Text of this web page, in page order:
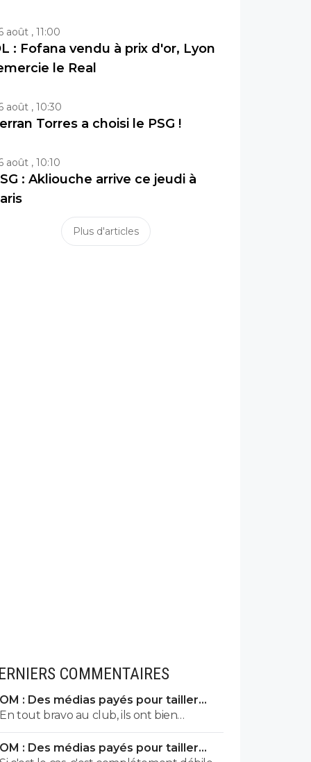
août , 11:00
: Fofana vendu à prix d'or, Lyon
le Real
août , 10:30
Torres a choisi le PSG !
août , 10:10
: Akliouche arrive ce jeudi à
Plus d'articles
COMMENTAIRES
OM : Des médias payés pour tailler
l’OL, McCourt accusé
En tout bravo au club, ils ont bien
siphonné Francky pour 0 trophée. Il a
dépense 2 à 4 fois plus que Louis-Dreyfus
OM : Des médias payés pour tailler